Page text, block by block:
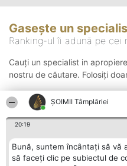
ȘOIMII Tâmplăriei
20:19
Bună, suntem încântați să vă
să faceți clic pe subiectul de
Gasește un
Ranking-ul îi adună pe
Cauți un specialist in
nostru de căutare. Folosiți